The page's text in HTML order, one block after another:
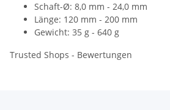
Schaft-Ø: 8,0 mm - 24,0 mm
Länge: 120 mm - 200 mm
Gewicht: 35 g - 640 g
Trusted Shops - Bewertungen